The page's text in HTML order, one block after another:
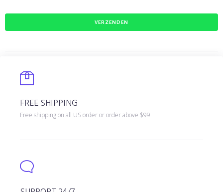
FREE SHIPPING
Free shipping on all US order or order above $99